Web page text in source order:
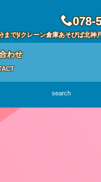
078-
で)/クレーン倉庫あそびば北神
わせ
search